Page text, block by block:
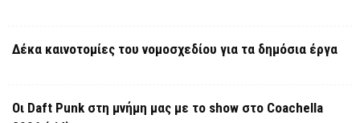
Δέκα καινοτομίες του νομοσχεδίου για τα δημόσια έργα
Οι Daft Punk στη μνήμη μας με το show στο Coachella